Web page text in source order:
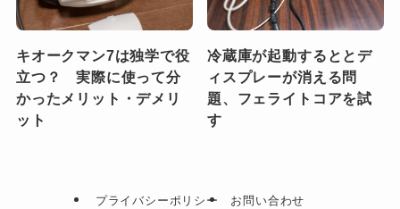
キオークマン7は独学で役
立つ？ 実際に使って分
かったメリット・デメリ
ット
冷蔵庫が起動するととデ
ィスプレーが消える問
題、フェライトコアを試
す
プライバシーポリシー お問い合わせ